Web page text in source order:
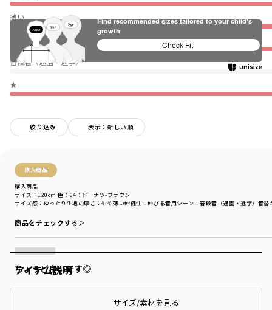
薄い
伸びない
普段着（通園・通学）
★
絞り込み 表示：新しい順
購入商品
購入商品
サイズ感 ：ゆったり 生地の厚さ ：やや薄い伸縮性 ：伸びる着用シーン ：普段着（通園・通学） 着替
サイズ：120cm 色：64：ドーナツ-ブラウン
商品をチェックする＞
ちょうど良いです◎
春先にと思い購入しました。
通気性も良く、元気よく走り回って汗をかいても良さそうです！
アイテム説明
サイズ/素材を見る
Find recommended sizes tailored to your child's
growth
Check Fit